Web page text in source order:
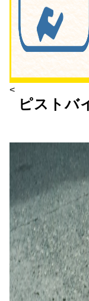
<
ピストバ